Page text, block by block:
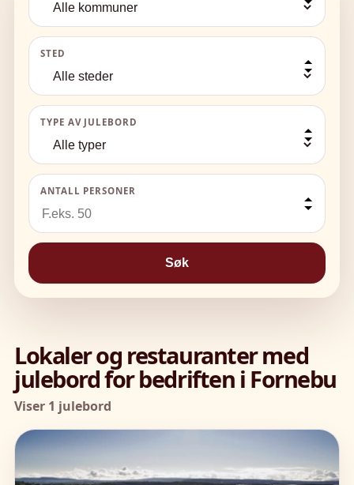
STED
TYPE AV JULEBORD
ANTALL PERSONER
Søk
Lokaler og restauranter med
julebord for bedriften i Fornebu
Viser 1 julebord